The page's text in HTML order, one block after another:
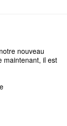
nouveau
maintenant, il est